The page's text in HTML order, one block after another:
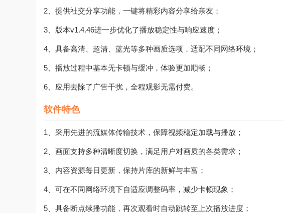
2、提供社交分享功能，一键将精彩内容分享给亲友；
3、版本v1.4.46进一步优化了播放稳定性与响应速度；
4、具备高清、超清、蓝光等多种画质选项，适配不同网络环境；
5、播放过程中基本无卡顿与缓冲，体验更加顺畅；
6、应用去除了广告干扰，全程观影无需付费。
软件特色
1、采用先进的流媒体传输技术，保障视频稳定加载与播放；
2、画面支持多种清晰度切换，满足用户对画质的各类需求；
3、内容资源每日更新，保持片库的新鲜与丰富；
4、可在不同网络环境下自适应调整码率，减少卡顿现象；
5、具备断点续播功能，再次观看时自动跳转至上次播放进度；